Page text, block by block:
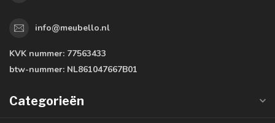
info@meubello.nl
KVK nummer: 77563433
btw-nummer: NL861047667B01
Categorieën